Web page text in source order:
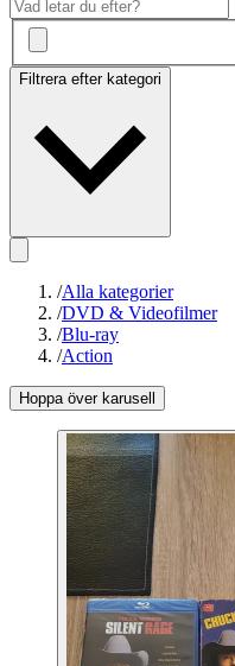
Filtrera efter kategori
/Alla kategorier
/DVD & Videofilmer
/Blu-ray
/Action
Hoppa över karusell